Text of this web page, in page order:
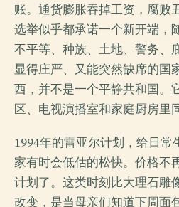
账。通货膨胀吞掉工资，腐败
选举似乎都承诺一个新开端，
不平等、种族、土地、警务、
显得庄严、又能突然缺席的国
西，并不是一个平静共和国。
区、电视演播室和家庭厨房里
1994年的雷亚尔计划，给日常
家有时会低估的松快。价格不
计划了。这类时刻比大理石雕
改变，是当母亲们知道下周面